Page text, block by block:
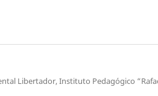
Libertador, Instituto Pedagógico